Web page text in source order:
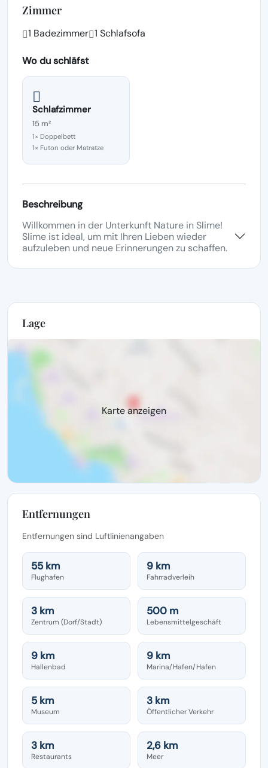
Zimmer
1 Badezimmer 1 Schlafsofa
Wo du schläfst
Schlafzimmer
15 m²
1× Doppelbett
1× Futon oder Matratze
Beschreibung
Willkommen in der Unterkunft Nature in Slime!
Slime ist ideal, um mit Ihren Lieben wieder
aufzuleben und neue Erinnerungen zu schaffen.
Lage
Karte anzeigen
Entfernungen
Entfernungen sind Luftlinienangaben
55 km
Flughafen
9 km
Fahrradverleih
3 km
Zentrum (Dorf/Stadt)
500 m
Lebensmittelgeschäft
9 km
Hallenbad
9 km
Marina/Hafen/Hafen
5 km
Museum
3 km
Öffentlicher Verkehr
3 km
Restaurants
2,6 km
Meer